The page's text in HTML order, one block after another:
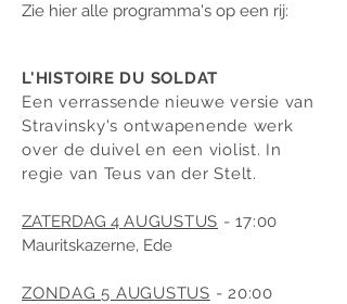
Zie hier alle programma's op een rij:
L'HISTOIRE DU SOLDAT
Een verrassende nieuwe versie van
Stravinsky's ontwapenende werk
over de duivel en een violist. In
regie van Teus van der Stelt.
ZATERDAG 4 AUGUSTUS - 17:00
Mauritskazerne, Ede
ZONDAG 5 AUGUSTUS - 20:00